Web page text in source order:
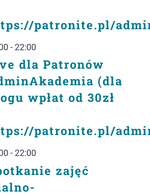
patronite.pl/
- 22:00
dla Patronów
(dla
wpłat od 30zł
patronite.pl/
- 22:00
zajęć